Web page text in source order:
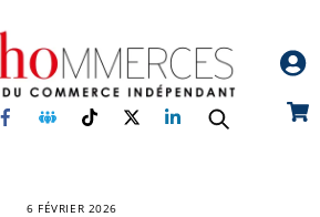
FacebookGroupe
Facebook
TikTokTwitterLinkedin
6 FÉVRIER 2026